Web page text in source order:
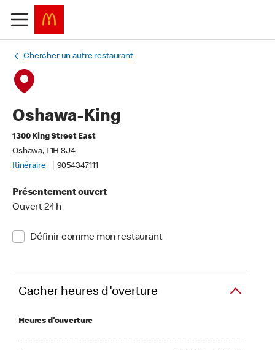
Chercher un autre restaurant
Oshawa-King
1300 King Street East
Oshawa, L1H 8J4
Itinéraire
9054347111
Présentement ouvert
Ouvert 24 h
Définir comme mon restaurant
Cacher heures d'overture
Heures d'ouverture